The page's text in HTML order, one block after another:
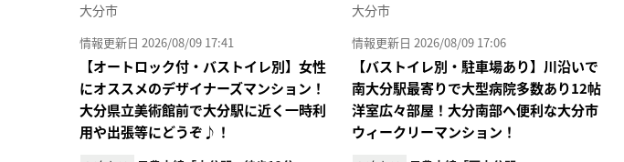
大分市
情報更新日 2026/08/09 17:41
【オートロック付・バストイレ別】女性
にオススメのデザイナーズマンション！
大分県立美術館前で大分駅に近く一時利
用や出張等にどうぞ♪！
大分市
情報更新日 2026/08/09 17:06
【バストイレ別・駐車場あり】川沿いで
南大分駅最寄りで大型病院多数あり12帖
洋室広々部屋！大分南部へ便利な大分市
ウィークリーマンション！